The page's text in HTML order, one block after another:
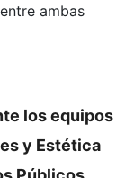
ambas
los equipos
y Estética